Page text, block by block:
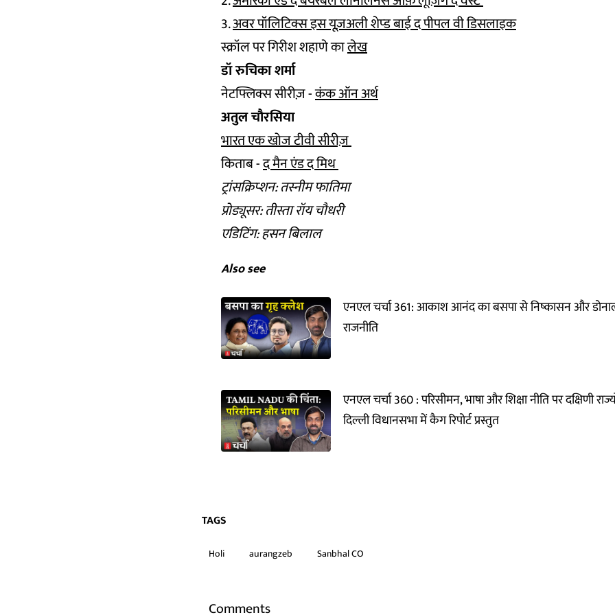
3.अवर पॉलिटिक्स इस यूज़अली शेप्ड बाई द पीपल वी डिसलाइक
स्क्रॉल पर गिरीश शहाणे कालेख
डॉ रुचिका शर्मा
नेटफ्लिक्स सीरीज़ -कंक ऑन अर्थ
अतुल चौरसिया
भारत एक खोज टीवी सीरीज़
किताब -द मैन एंड द मिथ
ट्रांसक्रिप्शन: तस्नीम फातिमा
प्रोड्यूसर: तीस्ता रॉय चौधरी
एडिटिंग: हसन बिलाल
Also see
एनएल चर्चा 361: आकाश आनंद का बसपा से निष्कासन और डोनाल्ड
राजनीति
एनएल चर्चा 360 : परिसीमन, भाषा और शिक्षा नीति पर दक्षिणी
दिल्ली विधानसभा में कैग रिपोर्ट प्रस्तुत
TAGS
Holi aurangzeb Sanbhal CO
Comments